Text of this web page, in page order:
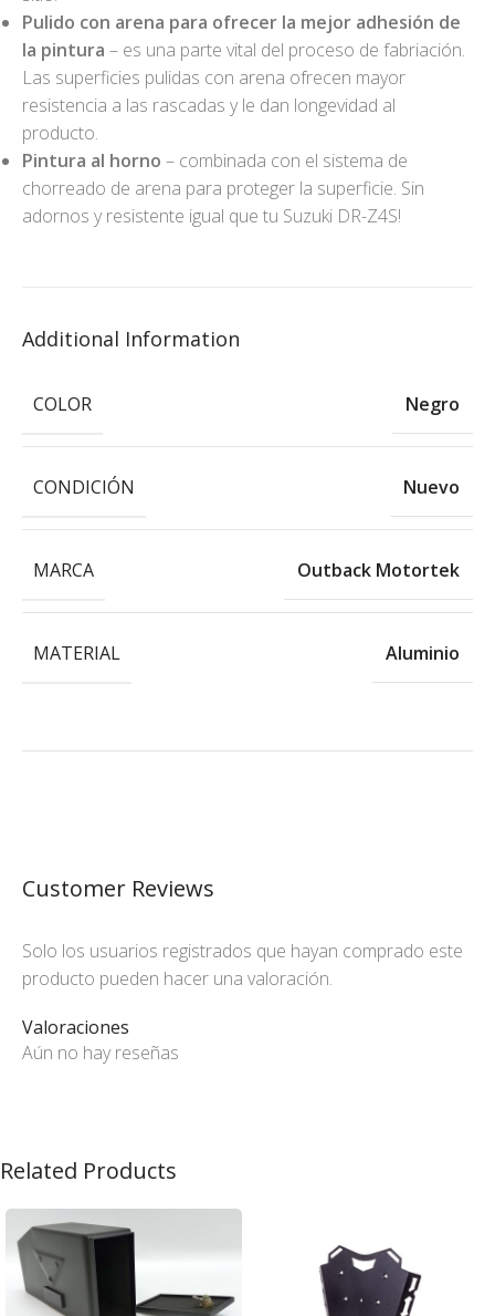
Pulido con arena para ofrecer la mejor adhesión de
la pintura – es una parte vital del proceso de fabriación.
Las superficies pulidas con arena ofrecen mayor
resistencia a las rascadas y le dan longevidad al
producto.
Pintura al horno – combinada con el sistema de
chorreado de arena para proteger la superficie. Sin
adornos y resistente igual que tu Suzuki DR-Z4S!
Additional Information
COLOR Negro
CONDICIÓN Nuevo
MARCA Outback Motortek
MATERIAL Aluminio
Customer Reviews
Valoraciones
Aún no hay reseñas
Solo los usuarios registrados que hayan comprado este
producto pueden hacer una valoración.
Related Products